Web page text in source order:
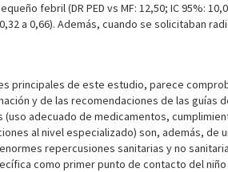
febril (DR PED vs MF: 12,50; IC 95%:
a 0,66). Además, cuando se solicitaban
principales de este estudio, parece
y de las recomendaciones de las guías
adecuado de medicamentos,
al nivel especializado) son, además, de
repercusiones sanitarias y no
como primer punto de contacto del